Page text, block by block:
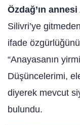
Özdağ’ın annesi
Silivri’ye
ifade
“Anayasanın
Düşüncelerimi,
diyerek mevcut
bulundu.